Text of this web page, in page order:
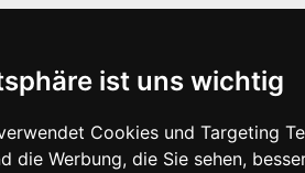
ist uns wichtig
Cookies und Targeting
die Werbung, die Sie sehen,